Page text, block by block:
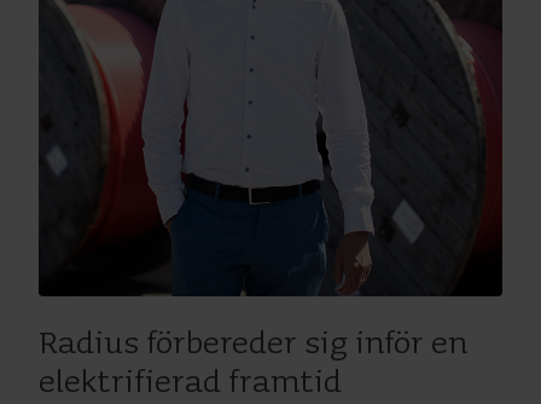
Radius förbereder sig inför en
elektrifierad framtid